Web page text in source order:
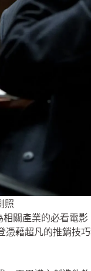
照
關產業的必看電
藉超凡的推銷技